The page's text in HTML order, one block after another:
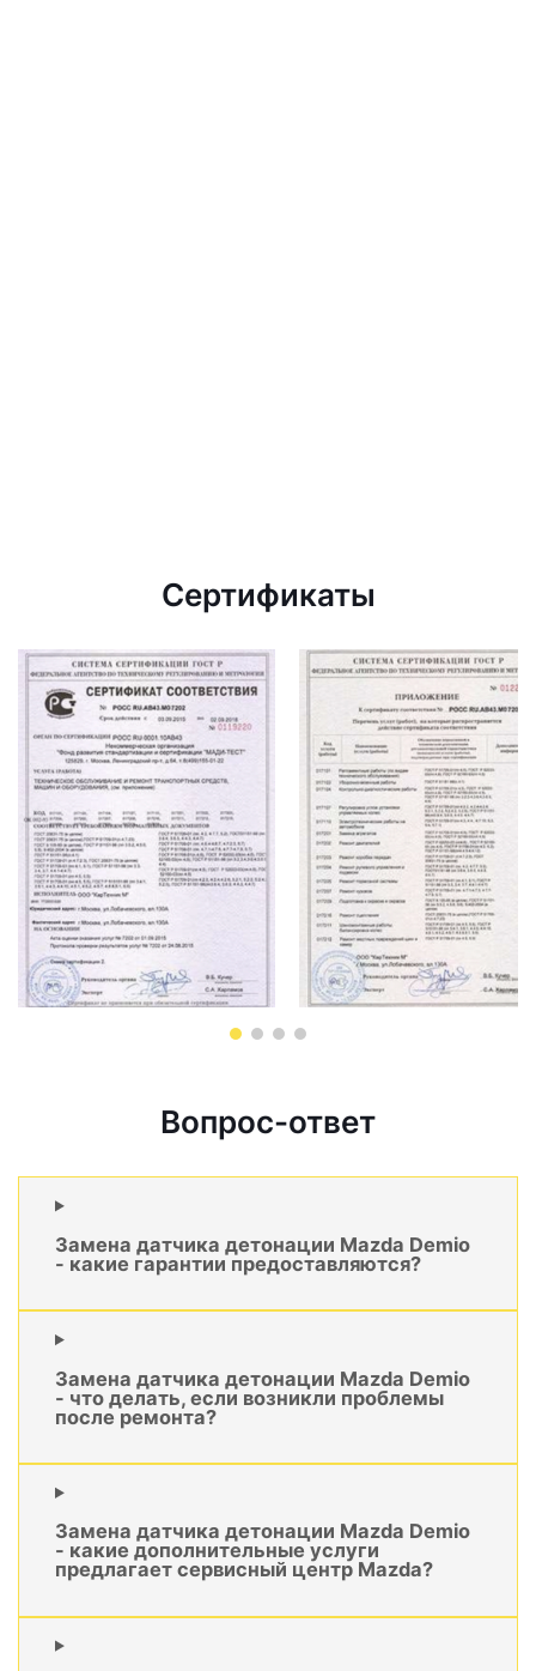
Сертификаты
Вопрос-ответ
Замена датчика детонации Mazda Demio
- какие гарантии предоставляются?
Замена датчика детонации Mazda Demio
- что делать, если возникли проблемы
после ремонта?
Замена датчика детонации Mazda Demio
- какие дополнительные услуги
предлагает сервисный центр Mazda?